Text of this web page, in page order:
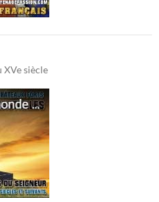
XVe siècle